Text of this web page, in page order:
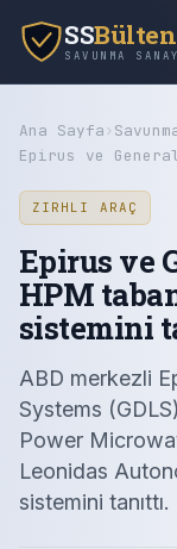
SSBülten
SAVUNMA
Ana Sayfa›
Epirus ve
ZIRHLI ARAÇ
Epirus ve
HPM
sistemini
ABD merkezli
Systems
Power
Leonidas
sistemini tanıttı.